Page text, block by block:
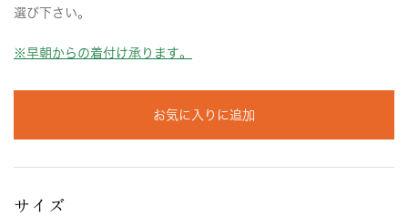
選び下さい。
※早朝からの着付け承ります。
お気に入りに追加
サイズ